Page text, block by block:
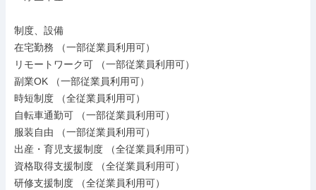
制度、設備
在宅勤務 （一部従業員利用可）
リモートワーク可 （一部従業員利用可）
副業OK （一部従業員利用可）
時短制度 （全従業員利用可）
自転車通勤可 （一部従業員利用可）
服装自由 （一部従業員利用可）
出産・育児支援制度 （全従業員利用可）
資格取得支援制度 （全従業員利用可）
研修支援制度 （全従業員利用可）